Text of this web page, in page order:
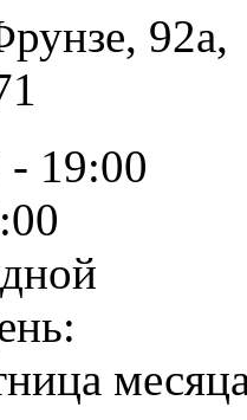
Фрунзе,
- 19:00